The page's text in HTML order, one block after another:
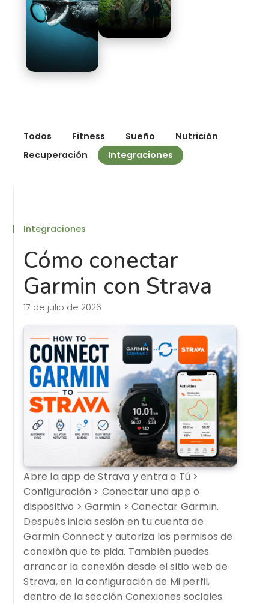
Todos Fitness Sueño
Nutrición
Recuperación
Integraciones
Integraciones
Cómo conectar
Garmin con Strava
17 de julio de 2026
Abre la app de Strava y entra a Tú >
Configuración > Conectar una app o
dispositivo > Garmin > Conectar Garmin.
Después inicia sesión en tu cuenta de
Garmin Connect y autoriza los permisos de
conexión que te pida. También puedes
arrancar la conexión desde el sitio web de
Strava, en la configuración de Mi perfil,
dentro de la sección Conexiones sociales.